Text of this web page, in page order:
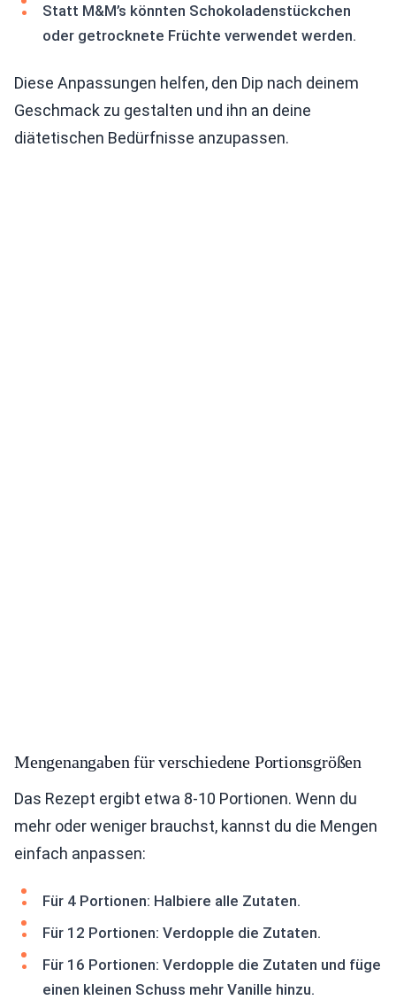
Statt M&M’s könnten Schokoladenstückchen
oder getrocknete Früchte verwendet werden.
Diese Anpassungen helfen, den Dip nach deinem
Geschmack zu gestalten und ihn an deine
diätetischen Bedürfnisse anzupassen.
Mengenangaben für verschiedene Portionsgrößen
Das Rezept ergibt etwa 8-10 Portionen. Wenn du
mehr oder weniger brauchst, kannst du die Mengen
einfach anpassen:
Für 4 Portionen: Halbiere alle Zutaten.
Für 12 Portionen: Verdopple die Zutaten.
Für 16 Portionen: Verdopple die Zutaten und füge
einen kleinen Schuss mehr Vanille hinzu.